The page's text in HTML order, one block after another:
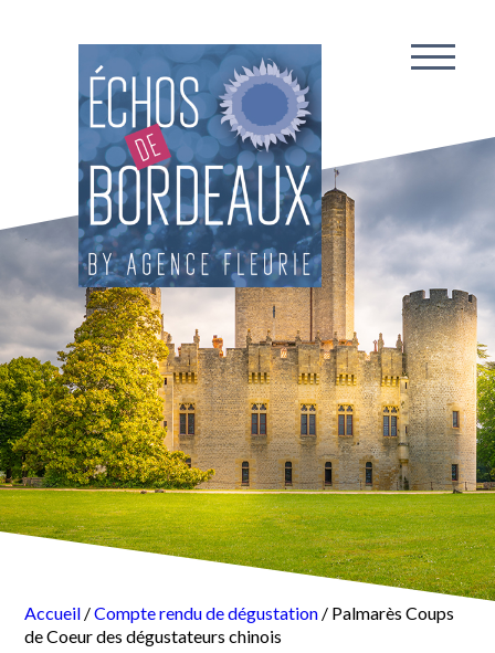
Accueil /Compte rendu de dégustation / Palmarès Coups
de Coeur des dégustateurs chinois